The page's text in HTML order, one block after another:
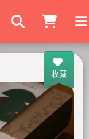
搜尋商家
收藏